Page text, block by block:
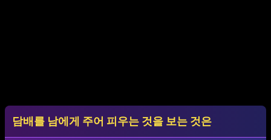
담배를 남에게 주어 피우는 것을 보는 것은